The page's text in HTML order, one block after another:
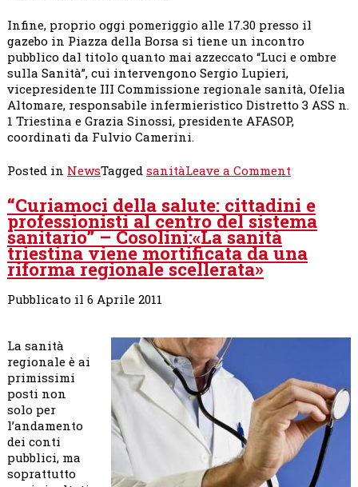
Infine, proprio oggi pomeriggio alle 17.30 presso il
gazebo in Piazza della Borsa si tiene un incontro
pubblico dal titolo quanto mai azzeccato “Luci e ombre
sulla Sanità”, cui intervengono Sergio Lupieri,
vicepresidente III Commissione regionale sanità, Ofelia
Altomare, responsabile infermieristico Distretto 3 ASS n.
1 Triestina e Grazia Sinossi, presidente AFASOP,
coordinati da Fulvio Camerini.
Posted in NewsTagged sanitàLeave a Commenton
campagna
di
Roberto
Cosolini
in
“Curiamoci della salute: cittadini e
professionisti al centro del sistema
sanitario” – Cosolini:«La sanità
triestina viene mortificata da una
riforma regionale scellerata»
Pubblicato il 6 Aprile 2011
La sanità
regionale è ai
primissimi
posti non
solo per
l’andamento
dei conti
pubblici, ma
soprattutto